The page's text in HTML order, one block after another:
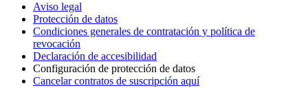
Aviso legal
Protección de datos
Condiciones generales de contratación y política de
revocación
Declaración de accesibilidad
Configuración de protección de datos
Cancelar contratos de suscripción aquí